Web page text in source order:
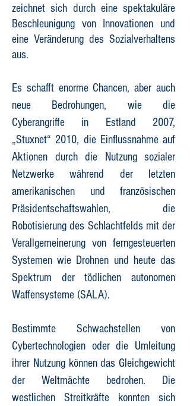
zeichnet sich durch eine spektakuläre
Beschleunigung von Innovationen und
eine Veränderung des Sozialverhaltens
aus.
Es schafft enorme Chancen, aber auch
neue Bedrohungen, wie die
Cyberangriffe in Estland 2007,
„Stuxnet“ 2010, die Einflussnahme auf
Aktionen durch die Nutzung sozialer
Netzwerke während der letzten
amerikanischen und französischen
Präsidentschaftswahlen, die
Robotisierung des Schlachtfelds mit der
Verallgemeinerung von ferngesteuerten
Systemen wie Drohnen und heute das
Spektrum der tödlichen autonomen
Waffensysteme (SALA).
Bestimmte Schwachstellen von
Cybertechnologien oder die Umleitung
ihrer Nutzung können das Gleichgewicht
der Weltmächte bedrohen. Die
westlichen Streitkräfte konnten sich